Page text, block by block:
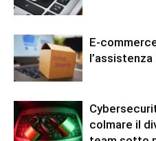
E-
colmare il